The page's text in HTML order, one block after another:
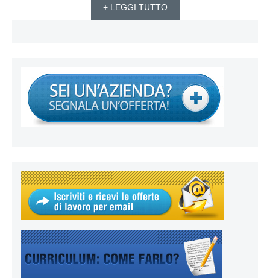
+ LEGGI TUTTO